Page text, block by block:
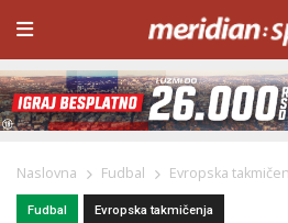
Naslovna Fudbal Evropska
Fudbal Evropska takmičenja